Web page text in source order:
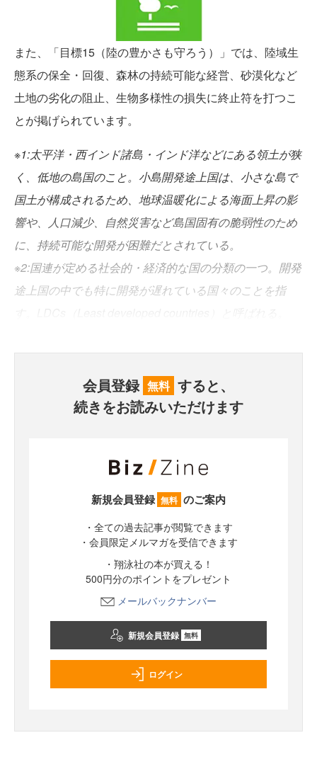
また、「目標15（陸の豊かさも守ろう）」では、陸域生
態系の保全・回復、森林の持続可能な経営、砂漠化など
土地の劣化の阻止、生物多様性の損失に終止符を打つこ
とが掲げられています。
※1:太平洋・西インド諸島・インド洋などにある領土が狭
く、低地の島国のこと。小島開発途上国は、小さな島で
国土が構成されるため、地球温暖化による海面上昇の影
響や、人口減少、自然災害など島国固有の脆弱性のため
に、持続可能な開発が困難だとされている。
※2:国連が定める社会的・経済的な国の分類の一つ。開発
途上国の中でも特に開発が遅れている国々のことを指
会員登録 無料 すると、
続きをお読みいただけます
新規会員登録 無料 のご案内
・全ての過去記事が閲覧できます
・会員限定メルマガを受信できます
・翔泳社の本が買える！
500円分のポイントをプレゼント
メールバックナンバー
新規会員登録 無料
ログイン